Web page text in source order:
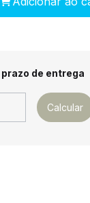
Alterar CEP
de entrega
Calcular